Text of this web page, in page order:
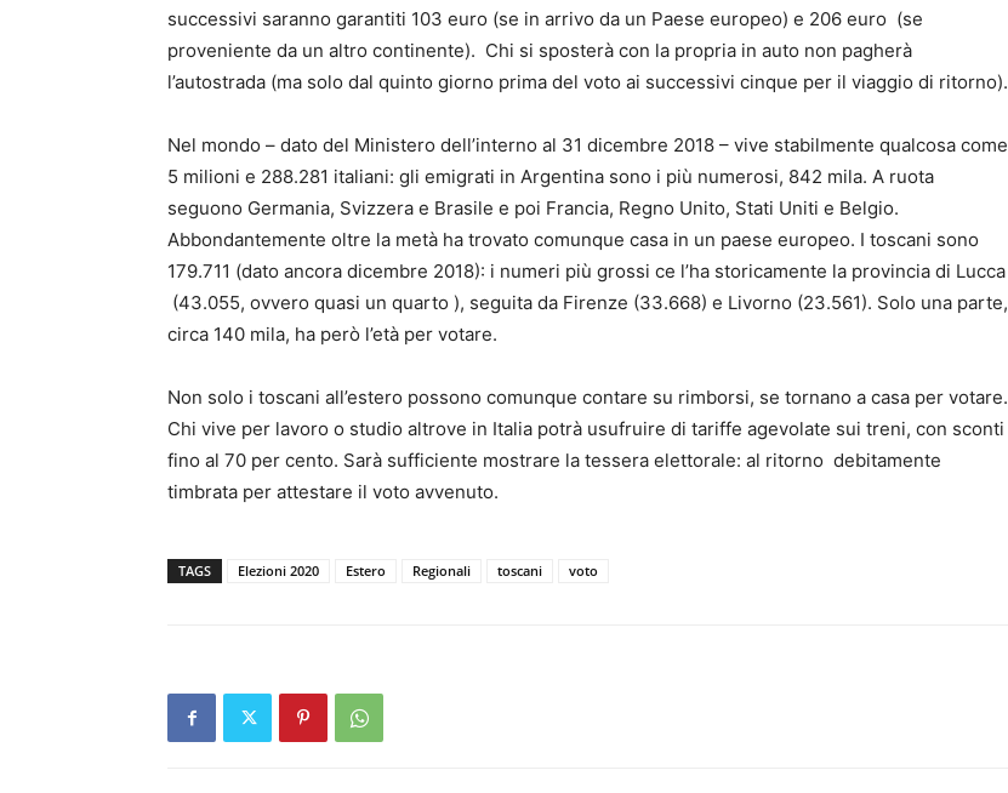
successivi saranno garantiti 103 euro (se in arrivo da un Paese europeo) e 206 euro (se
proveniente da un altro continente). Chi si sposterà con la propria in auto non pagherà
l’autostrada (ma solo dal quinto giorno prima del voto ai successivi cinque per il viaggio di ritorno).
Nel mondo – dato del Ministero dell’interno al 31 dicembre 2018 – vive stabilmente qualcosa come
5 milioni e 288.281 italiani: gli emigrati in Argentina sono i più numerosi, 842 mila. A ruota
seguono Germania, Svizzera e Brasile e poi Francia, Regno Unito, Stati Uniti e Belgio.
Abbondantemente oltre la metà ha trovato comunque casa in un paese europeo. I toscani sono
179.711 (dato ancora dicembre 2018): i numeri più grossi ce l’ha storicamente la provincia di Lucca
(43.055, ovvero quasi un quarto ), seguita da Firenze (33.668) e Livorno (23.561). Solo una parte,
circa 140 mila, ha però l’età per votare.
Non solo i toscani all’estero possono comunque contare su rimborsi, se tornano a casa per votare.
Chi vive per lavoro o studio altrove in Italia potrà usufruire di tariffe agevolate sui treni, con sconti
fino al 70 per cento. Sarà sufficiente mostrare la tessera elettorale: al ritorno debitamente
timbrata per attestare il voto avvenuto.
TAGS Elezioni 2020 Estero Regionali toscani voto